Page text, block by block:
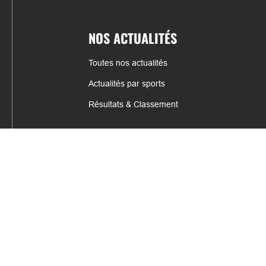
NOS ACTUALITÉS
Toutes nos actualités
Actualités par sports
Résultats & Classement